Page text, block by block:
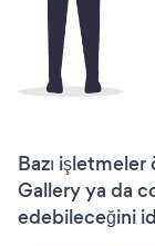
Bazı
Gallery ya da
edebileceğini